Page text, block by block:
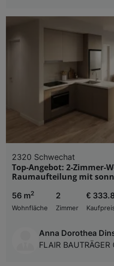
2320 Schwechat
Top-Angebot: 2-Zimmer-
Raumaufteilung mit
56 m2
Wohnfläche
2
Zimmer
€
Anna Dorothea
FLAIR BAUTRÄGER